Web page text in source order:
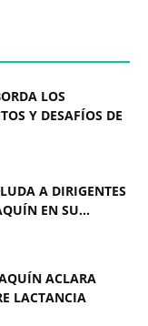
LOS
Y DESAFÍOS DE
A DIRIGENTES
EN SU...
ACLARA
LACTANCIA